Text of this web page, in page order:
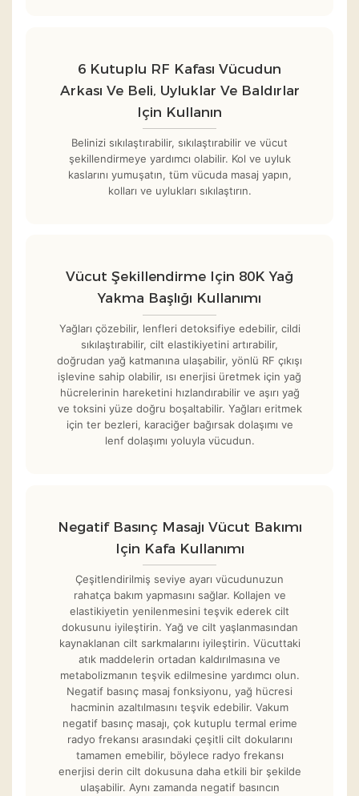
6 Kutuplu RF Kafası Vücudun
Arkası Ve Beli, Uyluklar Ve Baldırlar
Için Kullanın
Belinizi sıkılaştırabilir, sıkılaştırabilir ve vücut
şekillendirmeye yardımcı olabilir. Kol ve uyluk
kaslarını yumuşatın, tüm vücuda masaj yapın,
kolları ve uylukları sıkılaştırın.
Vücut Şekillendirme Için 80K Yağ
Yakma Başlığı Kullanımı
Yağları çözebilir, lenfleri detoksifiye edebilir, cildi
sıkılaştırabilir, cilt elastikiyetini artırabilir,
doğrudan yağ katmanına ulaşabilir, yönlü RF çıkışı
işlevine sahip olabilir, ısı enerjisi üretmek için yağ
hücrelerinin hareketini hızlandırabilir ve aşırı yağ
ve toksini yüze doğru boşaltabilir. Yağları eritmek
için ter bezleri, karaciğer bağırsak dolaşımı ve
lenf dolaşımı yoluyla vücudun.
Negatif Basınç Masajı Vücut Bakımı
Için Kafa Kullanımı
Çeşitlendirilmiş seviye ayarı vücudunuzun
rahatça bakım yapmasını sağlar. Kollajen ve
elastikiyetin yenilenmesini teşvik ederek cilt
dokusunu iyileştirin. Yağ ve cilt yaşlanmasından
kaynaklanan cilt sarkmalarını iyileştirin. Vücuttaki
atık maddelerin ortadan kaldırılmasına ve
metabolizmanın teşvik edilmesine yardımcı olun.
Negatif basınç masaj fonksiyonu, yağ hücresi
hacminin azaltılmasını teşvik edebilir. Vakum
negatif basınç masajı, çok kutuplu termal erime
radyo frekansı arasındaki çeşitli cilt dokularını
tamamen emebilir, böylece radyo frekansı
enerjisi derin cilt dokusuna daha etkili bir şekilde
ulaşabilir. Aynı zamanda negatif basıncın